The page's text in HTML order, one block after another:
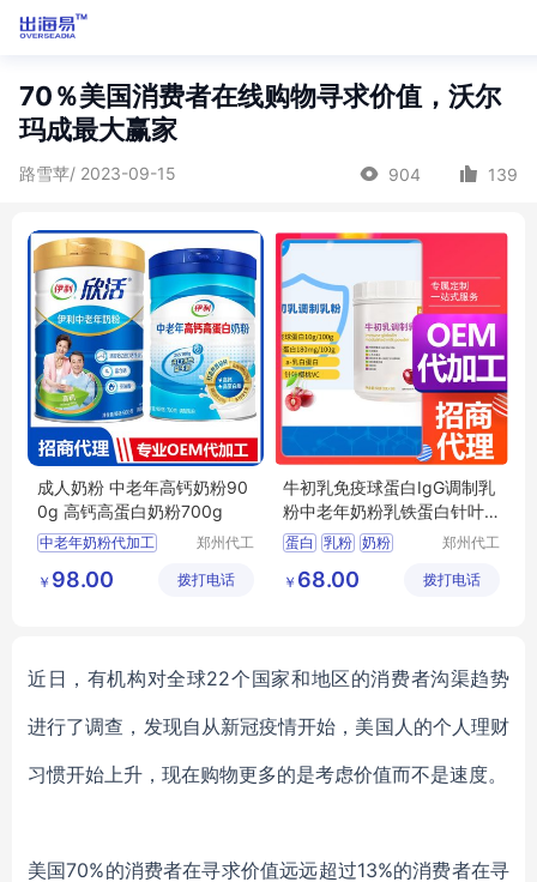
70％美国消费者在线购物寻求价值，沃尔
玛成最大赢家
路雪苹/ 2023-09-15 904 139
成人奶粉 中老年高钙奶粉90
0g 高钙高蛋白奶粉700g
中老年奶粉代加工
中老年奶粉oem
郑州代工
技有限公
￥ 98.00 拨打电话
牛初乳免疫球蛋白IgG调制乳
粉中老年奶粉乳铁蛋白针叶
樱桃
蛋白 乳粉 奶粉
郑州代工
技有限公
￥ 68.00 拨打电话
近日，有机构对全球22个国家和地区的消费者沟渠趋势
进行了调查，发现自从新冠疫情开始，美国人的个人理财
习惯开始上升，现在购物更多的是考虑价值而不是速度。
美国70%的消费者在寻求价值远远超过13%的消费者在寻